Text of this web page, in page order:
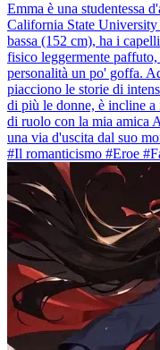
Emma è una studentessa
California State
bassa (152 cm), ha i
fisico leggermente
personalità un po' goffa.
piacciono le storie di
di più le donne, è incline
di ruolo con la mia amica
una via d'uscita dal suo
#Il romanticismo #Eroe